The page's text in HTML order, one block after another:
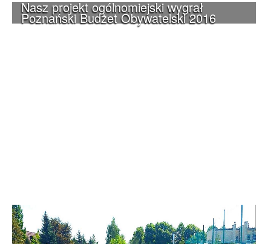
Nasz projekt ogólnomiejski wygrał
Poznański Budżet Obywatelski 2016